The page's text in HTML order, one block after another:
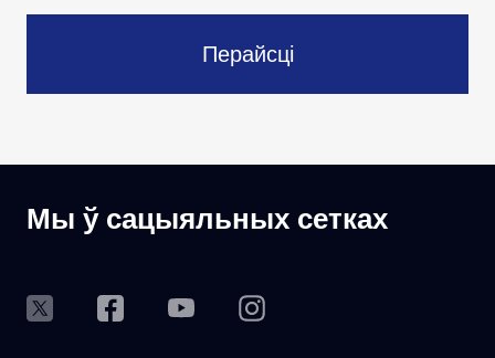
Перайсці
Мы ў сацыяльных сетках